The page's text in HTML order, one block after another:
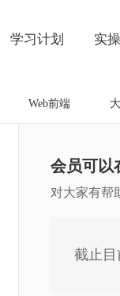
学习计划 实操
Web前端
会员可以
对大家有帮
截止